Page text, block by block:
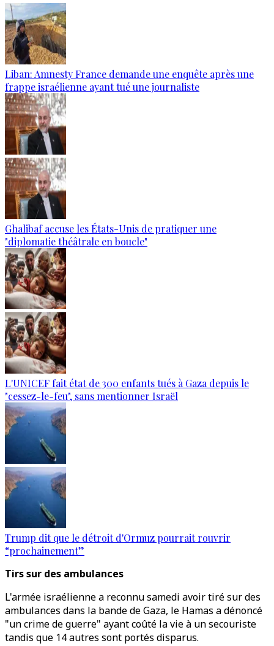
Liban: Amnesty France demande une enquête après une
frappe israélienne ayant tué une journaliste
Ghalibaf accuse les États-Unis de pratiquer une
"diplomatie théâtrale en boucle"
L'UNICEF fait état de 300 enfants tués à Gaza depuis le
"cessez-le-feu", sans mentionner Israël
Trump dit que le détroit d'Ormuz pourrait rouvrir
“prochainement”
Tirs sur des ambulances
L'armée israélienne a reconnu samedi avoir tiré sur des
ambulances dans la bande de Gaza, le Hamas a dénoncé
"un crime de guerre" ayant coûté la vie à un secouriste
tandis que 14 autres sont portés disparus.